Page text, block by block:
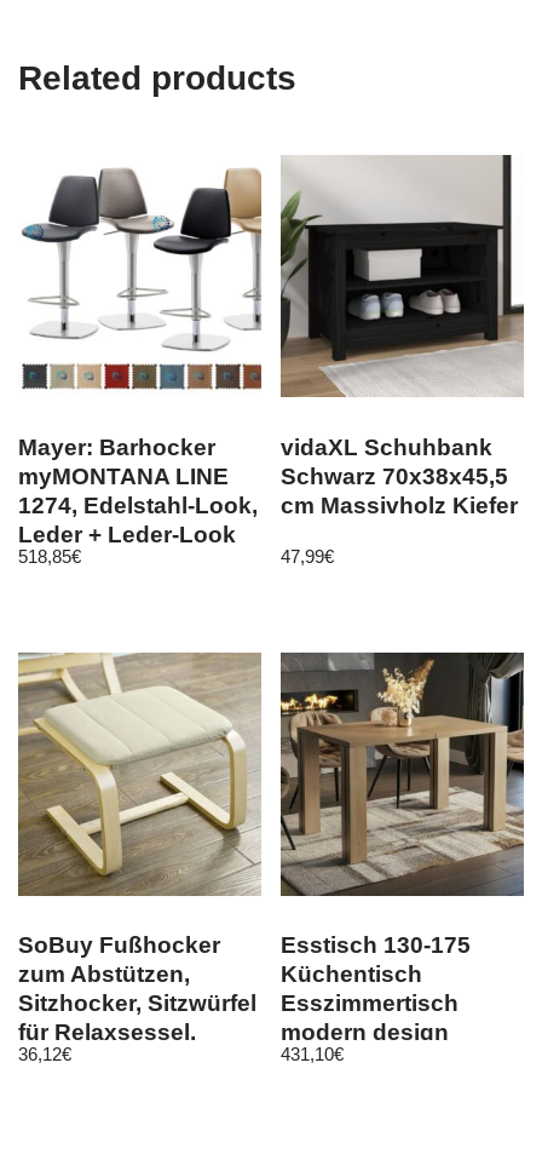
Related products
Mayer: Barhocker
myMONTANA LINE
1274, Edelstahl-Look,
Leder + Leder-Look
518,85€
vidaXL Schuhbank
Schwarz 70x38x45,5
cm Massivholz Kiefer
47,99€
SoBuy Fußhocker
zum Abstützen,
Sitzhocker, Sitzwürfel
für Relaxsessel,
FST38-W
36,12€
Esstisch 130-175
Küchentisch
Esszimmertisch
modern design
erweiterbar
431,10€